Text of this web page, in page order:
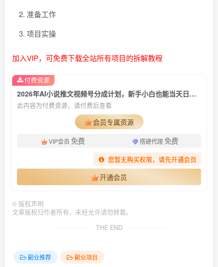
准备工作
项目实操
加入VIP，可免费下载全站所有项目的拆解教程
2026年AI小说推文视频号分成计划，新手小白也能当天日入500+保姆级教程！
此内容为付费资源，请付费后查看
会员专属资源
VIP会员 免费 搭建代理 免费
您暂无购买权限，请先开通会员
开通会员
付费资源
© 版权声明
文章版权归作者所有，未经允许请勿转载。
THE END
副业推荐 副业项目